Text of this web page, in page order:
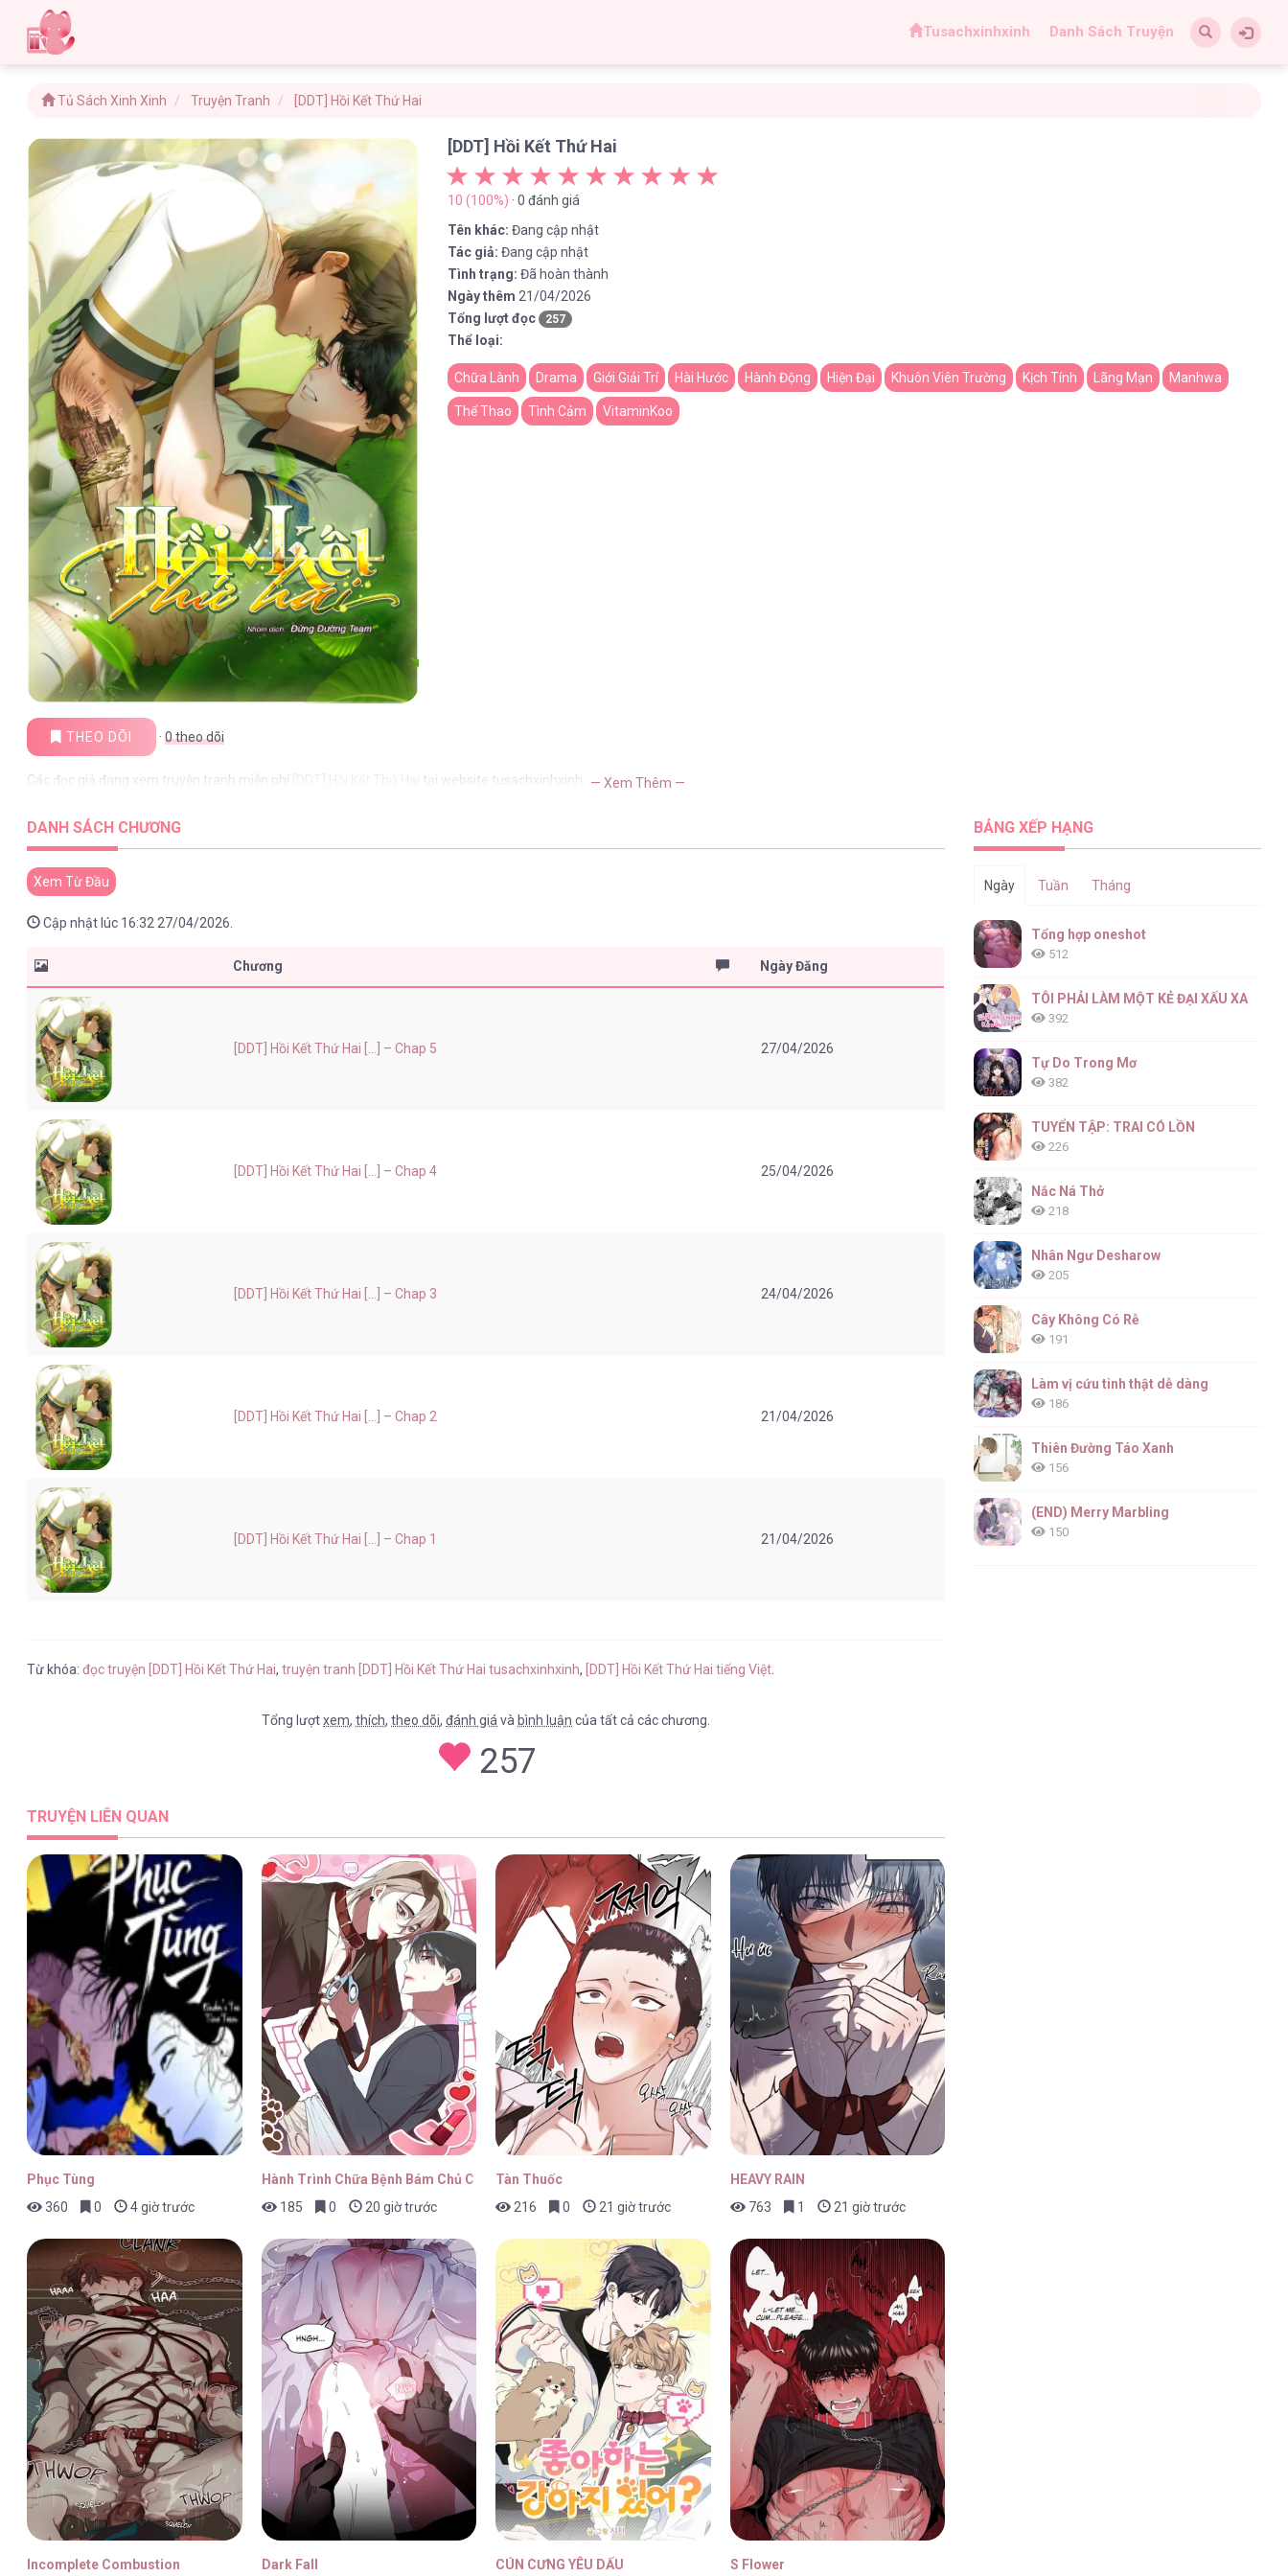
Tusachxinhxinh Danh Sách Truyện
Tủ Sách Xinh Xinh Truyện Tranh [DDT] Hồi Kết Thứ Hai
[DDT] Hồi Kết Thứ Hai
10 (100%) · 0 đánh giá
Tên khác: Đang cập nhật
Tác giả: Đang cập nhật
Tình trạng: Đã hoàn thành
Ngày thêm 21/04/2026
Tổng lượt đọc
257
Thể loại:
Chữa Lành Drama Giới Giải Trí Hài Hước Hành Động Hiện Đại Khuôn Viên Trường Kịch Tính Lãng Mạn Manhwa
Thể Thao Tình Cảm VitaminKoo
THEO DÕI ·0theo dõi
Các đọc giả đang xem truyện tranh miễn phí [DDT] Hồi Kết Thứ Hai tại website tusachxinhxinh — Xem Thêm —
DANH SÁCH CHƯƠNG
Xem Từ Đầu
Cập nhật lúc 16:32 27/04/2026.
Chương Ngày Đăng
[DDT] Hồi Kết Thứ Hai [...] – Chap 5 27/04/2026
[DDT] Hồi Kết Thứ Hai [...] – Chap 4 25/04/2026
[DDT] Hồi Kết Thứ Hai [...] – Chap 3 24/04/2026
[DDT] Hồi Kết Thứ Hai [...] – Chap 2 21/04/2026
[DDT] Hồi Kết Thứ Hai [...] – Chap 1 21/04/2026
Từ khóa:đọc truyện [DDT] Hồi Kết Thứ Hai,truyện tranh [DDT] Hồi Kết Thứ Hai tusachxinhxinh, [DDT] Hồi Kết Thứ Hai tiếng Việt
Tổng lượtxem,thích,theo dõi,đánh giá và bình luận của tất cả các chương.
257
TRUYỆN LIÊN QUAN
Phục Tùng
360
0 4 giờ trước
Hành Trình Chữa Bệnh Bám Chủ Của Cún Nhà Tôi
185
0 20 giờ trước
Tàn Thuốc
216
0 21 giờ trước
HEAVY RAIN
763
1 21 giờ trước
Incomplete Combustion
Dark Fall
CÚN CƯNG YÊU DẤU
S Flower
BẢNG XẾP HẠNG
Ngày Tuần Tháng
Tổng hợp oneshot
512
TÔI PHẢI LÀM MỘT KẺ ĐẠI XẤU XA
392
Tự Do Trong Mơ
382
TUYỂN TẬP: TRAI CÓ LỒN
226
Nắc Ná Thở
218
Nhân Ngư Desharow
205
Cây Không Có Rễ
191
Làm vị cứu tinh thật dễ dàng
186
Thiên Đường Táo Xanh
156
(END) Merry Marbling
150